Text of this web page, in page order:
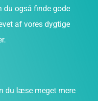
du også finde gode
af vores dygtige
du læse meget mere